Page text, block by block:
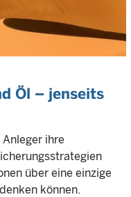
Öl – jenseits
ihre
über eine einzige
können.